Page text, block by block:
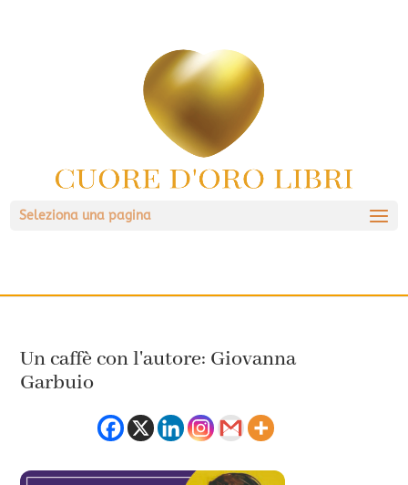
Seleziona una pagina
Un caffè con l'autore: Giovanna
Garbuio